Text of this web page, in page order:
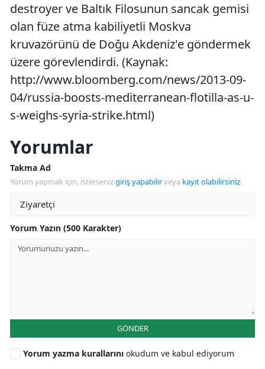
destroyer ve Baltık Filosunun sancak gemisi
olan füze atma kabiliyetli Moskva
kruvazörünü de Doğu Akdeniz'e göndermek
üzere görevlendirdi. (Kaynak:
http://www.bloomberg.com/news/2013-09-
04/russia-boosts-mediterranean-flotilla-as-u-
s-weighs-syria-strike.html)
Yorumlar
Takma Ad
Yorum yapmak için, istersenizgiriş yapabilirveya kayıt olabilirsiniz.
Yorum Yazın (500 Karakter)
GÖNDER
Yorum yazma kurallarını okudum ve kabul ediyorum